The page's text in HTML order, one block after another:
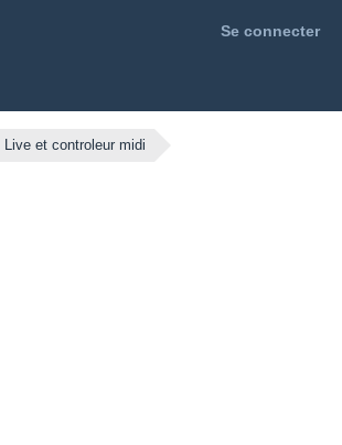
Se connecter
Live et controleur midi